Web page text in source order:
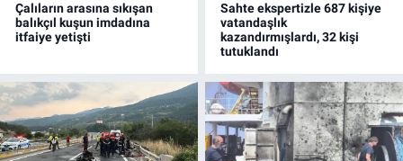
Çalıların arasına sıkışan
balıkçıl kuşun imdadına
itfaiye yetişti
Sahte ekspertizle 687 kişiye
vatandaşlık
kazandırmışlardı, 32 kişi
tutuklandı